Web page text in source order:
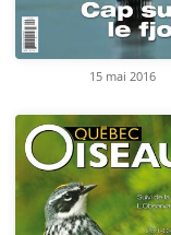
15 mai 2016